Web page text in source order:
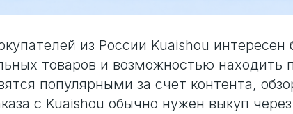
из России Kuaishou
товаров и возможностью находить
популярными за счет контента,
с Kuaishou обычно нужен выкуп